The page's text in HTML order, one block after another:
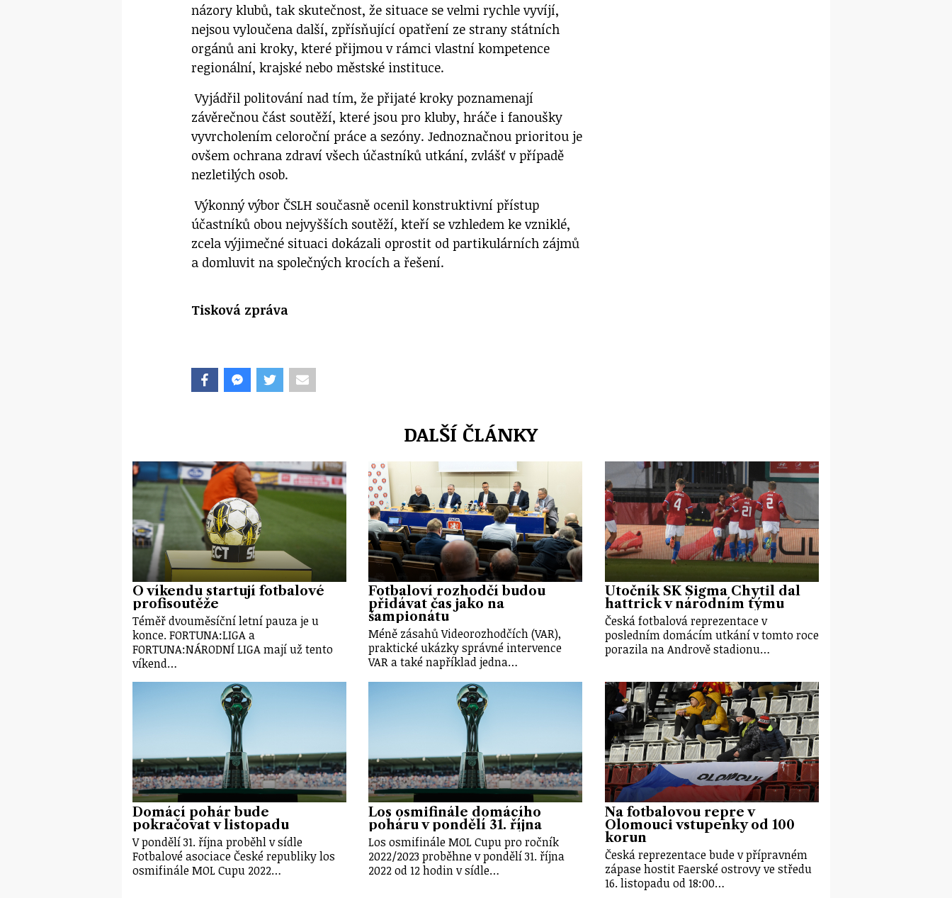
názory klubů, tak skutečnost, že situace se velmi rychle vyvíjí,
nejsou vyloučena další, zpřísňující opatření ze strany státních
orgánů ani kroky, které přijmou v rámci vlastní kompetence
regionální, krajské nebo městské instituce.
Vyjádřil politování nad tím, že přijaté kroky poznamenají
závěrečnou část soutěží, které jsou pro kluby, hráče i fanoušky
vyvrcholením celoroční práce a sezóny. Jednoznačnou prioritou je
ovšem ochrana zdraví všech účastníků utkání, zvlášť v případě
nezletilých osob.
Výkonný výbor ČSLH současně ocenil konstruktivní přístup
účastníků obou nejvyšších soutěží, kteří se vzhledem ke vzniklé,
zcela výjimečné situaci dokázali oprostit od partikulárních zájmů
a domluvit na společných krocích a řešení.
Tisková zpráva
DALŠÍ ČLÁNKY
O víkendu startují fotbalové
profisoutěže
Téměř dvouměsíční letní pauza je u
konce. FORTUNA:LIGA a
FORTUNA:NÁRODNÍ LIGA mají už tento
víkend…
Fotbaloví rozhodčí budou
přidávat čas jako na
šampionátu
Méně zásahů Videorozhodčích (VAR),
praktické ukázky správné intervence
VAR a také například jedna…
Útočník SK Sigma Chytil dal
hattrick v národním týmu
Česká fotbalová reprezentace v
posledním domácím utkání v tomto roce
porazila na Andrově stadionu…
Domácí pohár bude
pokračovat v listopadu
V pondělí 31. října proběhl v sídle
Fotbalové asociace České republiky los
osmifinále MOL Cupu 2022…
Los osmifinále domácího
poháru v pondělí 31. října
Los osmifinále MOL Cupu pro ročník
2022/2023 proběhne v pondělí 31. října
2022 od 12 hodin v sídle…
Na fotbalovou repre v
Olomouci vstupenky od 100
korun
Česká reprezentace bude v přípravném
zápase hostit Faerské ostrovy ve středu
16. listopadu od 18:00…